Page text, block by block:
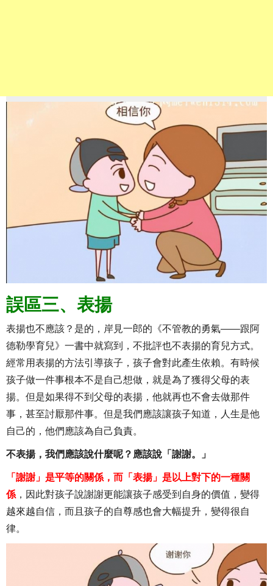
誤區三、表揚
表揚也不應該？是的，岸見一郎的《不管教的勇氣——跟阿
德勒學育兒》一書中就寫到，不批評也不表揚的育兒方式。
經常用表揚的方法引導孩子，孩子會對此產生依賴。有時候
孩子做一件事根本不是自己想做，就是為了獲得父母的表
揚。但是如果得不到父母的表揚，他就再也不會去做那件
事，甚至討厭那件事。但是我們應該讓孩子知道，人生是他
自己的，他們應該為自己負責。
不表揚，我們應該說什麼呢？應該說「謝謝。」
「謝謝」是平等的關係，而「表揚」是以上對下的一種關
係 ，因此對孩子說謝謝更能讓孩子感受到自身的價值，變得
越來越自信，而且孩子的自尊感也會大幅提升，變得很自
律。